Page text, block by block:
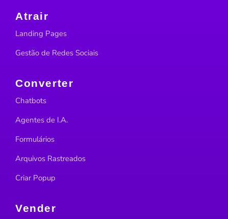
Atrair
Landing Pages
Gestão de Redes Sociais
Converter
Chatbots
Agentes de I.A.
Formulários
Arquivos Rastreados
Criar Popup
Vender